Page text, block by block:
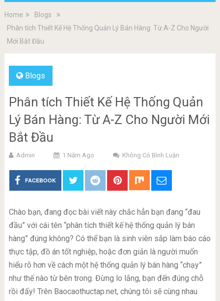
Home
Blogs
Phân tích Thiết Kế Hệ Thống Quản Lý Bán Hàng: Từ A-Z Cho Người
Mới Bắt Đầu
Blogs
Phân tích Thiết Kế Hệ Thống Quản
Lý Bán Hàng: Từ A-Z Cho Người Mới
Bắt Đầu
Admin 1 Năm Ago Không Có Bình Luận
FACEBOOK
Chào bạn, đang đọc bài viết này chắc hẳn bạn đang “đau
đầu” với cái tên “phân tích thiết kế hệ thống quản lý bán
hàng” đúng không? Có thể bạn là sinh viên sắp làm báo cáo
thực tập, đồ án tốt nghiệp, hoặc đơn giản là người muốn
hiểu rõ hơn về cách một hệ thống quản lý bán hàng “chạy”
như thế nào từ bên trong. Đừng lo lắng, bạn đến đúng chỗ
rồi đấy! Trên Baocaothuctap.net, chúng tôi sẽ cùng nhau